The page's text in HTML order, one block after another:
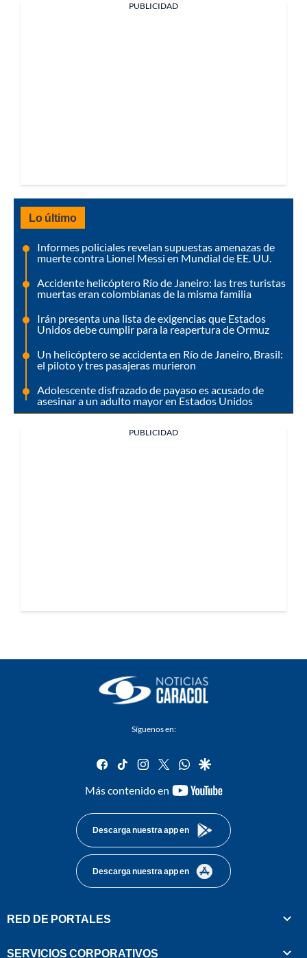
PUBLICIDAD
Lo último
Informes policiales revelan supuestas amenazas de
muerte contra Lionel Messi en Mundial de EE. UU.
Accidente helicóptero Río de Janeiro: las tres turistas
muertas eran colombianas de la misma familia
Irán presenta una lista de exigencias que Estados
Unidos debe cumplir para la reapertura de Ormuz
Un helicóptero se accidenta en Río de Janeiro, Brasil:
el piloto y tres pasajeras murieron
Adolescente disfrazado de payaso es acusado de
asesinar a un adulto mayor en Estados Unidos
PUBLICIDAD
Síguenos en:
facebook
tiktok instagram
twitterwhatsapp
google
Más contenido en
youtube-
Descarga nuestra app en
Descarga nuestra app en
RED DE PORTALES
SERVICIOS CORPORATIVOS